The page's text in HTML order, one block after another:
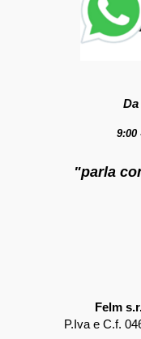
9:00
"parla
Felm
P.Iva e C.f.